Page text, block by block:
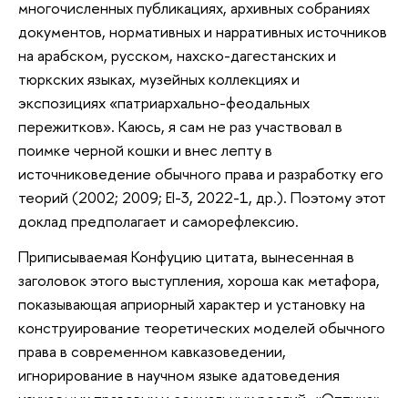
многочисленных публикациях, архивных собраниях
документов, нормативных и нарративных источников
на арабском, русском, нахско-дагестанских и
тюркских языках, музейных коллекциях и
экспозициях «патриархально-феодальных
пережитков». Каюсь, я сам не раз участвовал в
поимке черной кошки и внес лепту в
источниковедение обычного права и разработку его
теорий (2002; 2009; EI-3, 2022-1, др.). Поэтому этот
доклад предполагает и саморефлексию.
Приписываемая Конфуцию цитата, вынесенная в
заголовок этого выступления, хороша как метафора,
показывающая априорный характер и установку на
конструирование теоретических моделей обычного
права в современном кавказоведении,
игнорирование в научном языке адатоведения